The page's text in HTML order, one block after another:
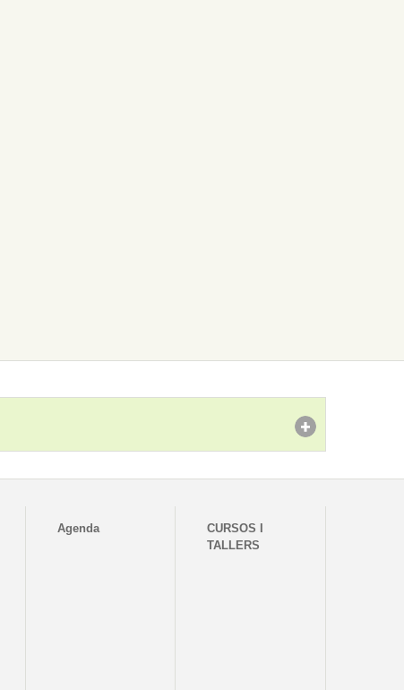
Agenda
CURSOS I
TALLERS